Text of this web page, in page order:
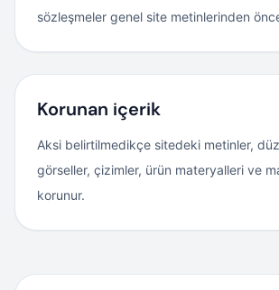
sözleşmeler genel site metinlerinden
Korunan içerik
Aksi belirtilmedikçe sitedeki metinler,
görseller, çizimler, ürün materyalleri ve
korunur.